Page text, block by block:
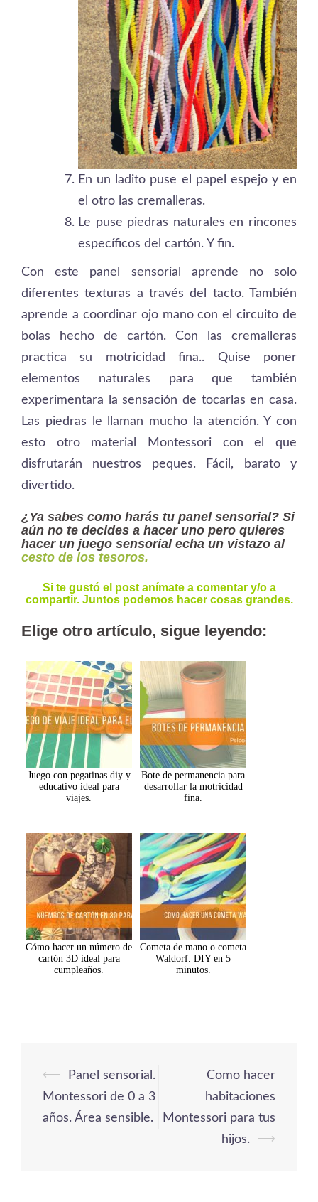
En un ladito puse el papel espejo y en
el otro las cremalleras.
Le puse piedras naturales en rincones
especí­ficos del cartón. Y fin.
Con este panel sensorial aprende no solo
diferentes texturas a través del tacto. También
aprende a coordinar ojo mano con el circuito de
bolas hecho de cartón. Con las cremalleras
practica su motricidad fina.. Quise poner
elementos naturales para que también
experimentara la sensación de tocarlas en casa.
Las piedras le llaman mucho la atención. Y con
esto otro material Montessori con el que
disfrutarán nuestros peques. Fácil, barato y
divertido.
¿Ya sabes como harás tu panel sensorial? Si
aún no te decides a hacer uno pero quieres
hacer un juego sensorial echa un vistazo al
cesto de los tesoros.
Si te gustó el post anímate a comentar y/o a
compartir. Juntos podemos hacer cosas grandes.
Elige otro artículo, sigue leyendo:
Juego con pegatinas diy y
educativo ideal para
viajes.
Bote de permanencia para
desarrollar la motricidad
fina.
Cómo hacer un número de
cartón 3D ideal para
cumpleaños.
Cometa de mano o cometa
Waldorf. DIY en 5
minutos.
Navegación
de
entradas
⟵
Panel sensorial.
Montessori de 0 a 3
años. Área sensible.
Como hacer
habitaciones
Montessori para tus
hijos.
⟶